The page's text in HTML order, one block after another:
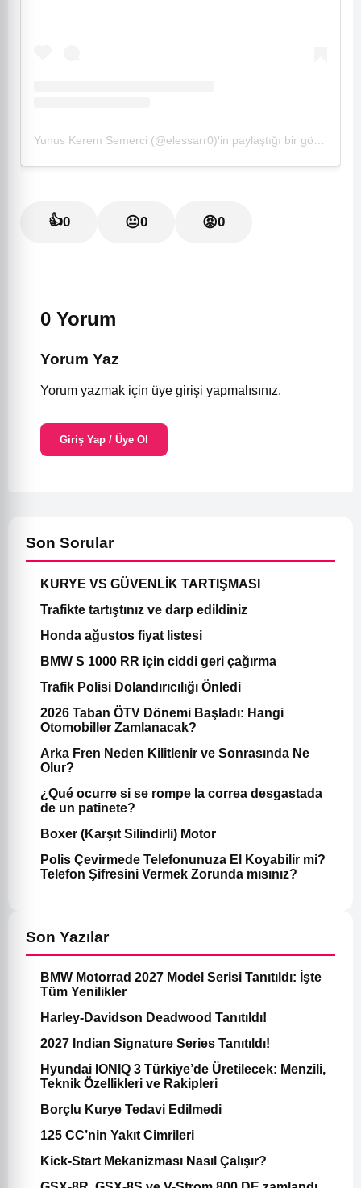
Yunus Kerem Semerci (@elessarr0)'in paylaştığı bir gönderi
👍0 😐0 😡0
0 Yorum
Yorum Yaz
Yorum yazmak için üye girişi yapmalısınız.
Giriş Yap / Üye Ol
Son Sorular
KURYE VS GÜVENLİK TARTIŞMASI
Trafikte tartıştınız ve darp edildiniz
Honda ağustos fiyat listesi
BMW S 1000 RR için ciddi geri çağırma
Trafik Polisi Dolandırıcılığı Önledi
2026 Taban ÖTV Dönemi Başladı: Hangi
Otomobiller Zamlanacak?
Arka Fren Neden Kilitlenir ve Sonrasında Ne
Olur?
¿Qué ocurre si se rompe la correa desgastada
de un patinete?
Boxer (Karşıt Silindirli) Motor
Polis Çevirmede Telefonunuza El Koyabilir mi?
Telefon Şifresini Vermek Zorunda mısınız?
Son Yazılar
BMW Motorrad 2027 Model Serisi Tanıtıldı: İşte
Tüm Yenilikler
Harley-Davidson Deadwood Tanıtıldı!
2027 Indian Signature Series Tanıtıldı!
Hyundai IONIQ 3 Türkiye’de Üretilecek: Menzili,
Teknik Özellikleri ve Rakipleri
Borçlu Kurye Tedavi Edilmedi
125 CC’nin Yakıt Cimrileri
Kick-Start Mekanizması Nasıl Çalışır?